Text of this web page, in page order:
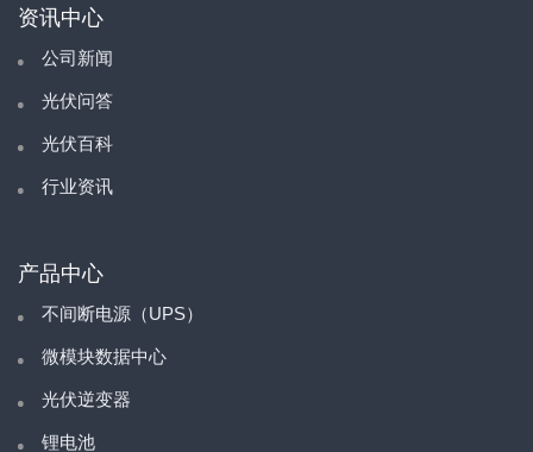
资讯中心
公司新闻
光伏问答
光伏百科
行业资讯
产品中心
不间断电源（UPS）
微模块数据中心
光伏逆变器
锂电池